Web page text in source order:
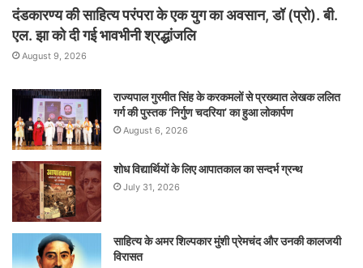
दंडकारण्य की साहित्य परंपरा के एक युग का अवसान, डॉ (प्रो). बी.
एल. झा को दी गई भावभीनी श्रद्धांजलि
August 9, 2026
राज्यपाल गुरमीत सिंह के करकमलों से प्रख्यात लेखक ललित
गर्ग की पुस्तक ‘निर्गुण चदरिया’ का हुआ लोकार्पण
August 6, 2026
शोध विद्यार्थियों के लिए आपातकाल का सन्दर्भ ग्रन्थ
July 31, 2026
साहित्य के अमर शिल्पकार मुंशी प्रेमचंद और उनकी कालजयी
विरासत